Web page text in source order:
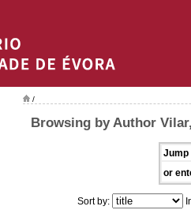
/
Browsing by Author
Jump
or
Sort by: